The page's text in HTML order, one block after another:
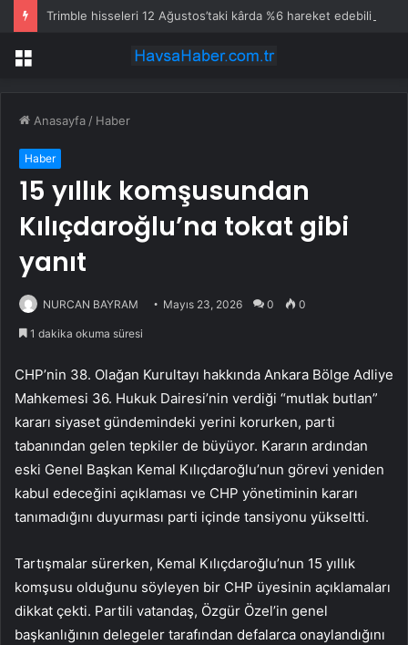
Trimble hisseleri 12 Ağustos’taki kârda %6 hareket edebilir
Menü
Anasayfa / Haber
Haber
15 yıllık komşusundan
Kılıçdaroğlu’na tokat gibi
yanıt
NURCAN BAYRAM Mayıs 23, 2026 0 0
1 dakika okuma süresi
CHP’nin 38. Olağan Kurultayı hakkında Ankara Bölge Adliye
Mahkemesi 36. Hukuk Dairesi’nin verdiği “mutlak butlan”
kararı siyaset gündemindeki yerini korurken, parti
tabanından gelen tepkiler de büyüyor. Kararın ardından
eski Genel Başkan Kemal Kılıçdaroğlu’nun görevi yeniden
kabul edeceğini açıklaması ve CHP yönetiminin kararı
tanımadığını duyurması parti içinde tansiyonu yükseltti.
Tartışmalar sürerken, Kemal Kılıçdaroğlu’nun 15 yıllık
komşusu olduğunu söyleyen bir CHP üyesinin açıklamaları
dikkat çekti. Partili vatandaş, Özgür Özel’in genel
başkanlığının delegeler tarafından defalarca onaylandığını